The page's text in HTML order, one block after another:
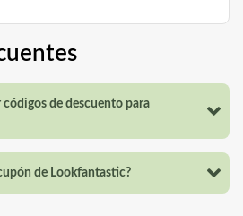
de descuento para
de Lookfantastic?